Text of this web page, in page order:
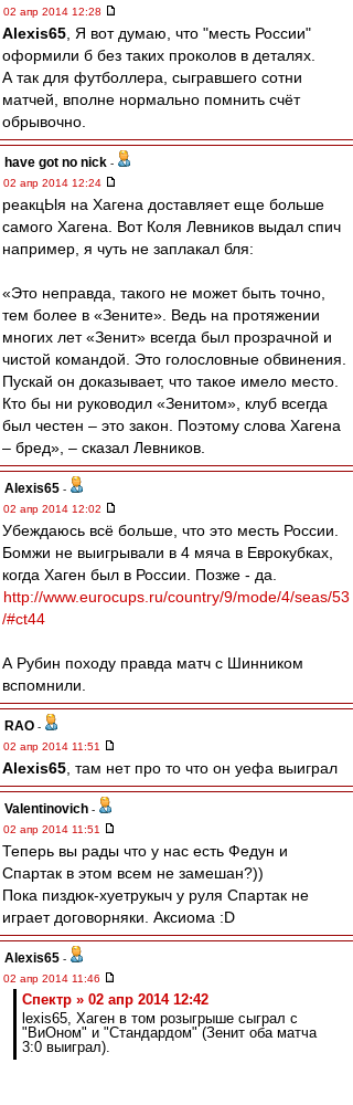
02 апр 2014 12:28
Alexis65 , Я вот думаю, что "месть России"
оформили б без таких проколов в деталях.
А так для футболлера, сыгравшего сотни
матчей, вполне нормально помнить счёт
обрывочно.
have got no nick -
02 апр 2014 12:24
реакцЫя на Хагена доставляет еще больше
самого Хагена. Вот Коля Левников выдал спич
например, я чуть не заплакал бля:
«Это неправда, такого не может быть точно,
тем более в «Зените». Ведь на протяжении
многих лет «Зенит» всегда был прозрачной и
чистой командой. Это голословные обвинения.
Пускай он доказывает, что такое имело место.
Кто бы ни руководил «Зенитом», клуб всегда
был честен – это закон. Поэтому слова Хагена
– бред», – сказал Левников.
Alexis65 -
02 апр 2014 12:02
Убеждаюсь всё больше, что это месть России.
Бомжи не выигрывали в 4 мяча в Еврокубках,
когда Хаген был в России. Позже - да.
http://www.eurocups.ru/country/9/mode/4/seas/53
/#ct44
А Рубин походу правда матч с Шинником
вспомнили.
RAO -
02 апр 2014 11:51
Alexis65 , там нет про то что он уефа выиграл
Valentinovich -
02 апр 2014 11:51
Теперь вы рады что у нас есть Федун и
Спартак в этом всем не замешан?))
Пока пиздюк-хуетрукыч у руля Спартак не
играет договорняки. Аксиома :D
Alexis65 -
02 апр 2014 11:46
Спектр » 02 апр 2014 12:42
lexis65, Хаген в том розыгрыше сыграл с
"ВиОном" и "Стандардом" (Зенит оба матча
3:0 выиграл).